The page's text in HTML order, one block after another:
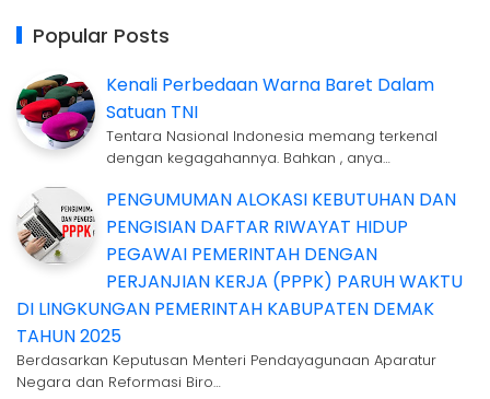
Popular Posts
Kenali Perbedaan Warna Baret Dalam
Satuan TNI
Tentara Nasional Indonesia memang terkenal
dengan kegagahannya. Bahkan , anya…
PENGUMUMAN ALOKASI KEBUTUHAN DAN
PENGISIAN DAFTAR RIWAYAT HIDUP
PEGAWAI PEMERINTAH DENGAN
PERJANJIAN KERJA (PPPK) PARUH WAKTU
DI LINGKUNGAN PEMERINTAH KABUPATEN DEMAK
TAHUN 2025
Berdasarkan Keputusan Menteri Pendayagunaan Aparatur
Negara dan Reformasi Biro…